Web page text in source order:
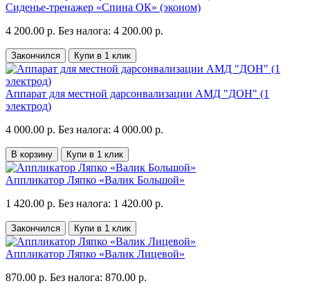
Cиденье-тренажер «Спина ОК» (эконом)
4 200.00 р. Без налога: 4 200.00 р.
Закончился Купи в 1 клик
Аппарат для местной дарсонвализации АМД "ДОН" (1
электрод)
4 000.00 р. Без налога: 4 000.00 р.
В корзину Купи в 1 клик
Аппликатор Ляпко «Валик Большой»
1 420.00 р. Без налога: 1 420.00 р.
Закончился Купи в 1 клик
Аппликатор Ляпко «Валик Лицевой»
870.00 р. Без налога: 870.00 р.